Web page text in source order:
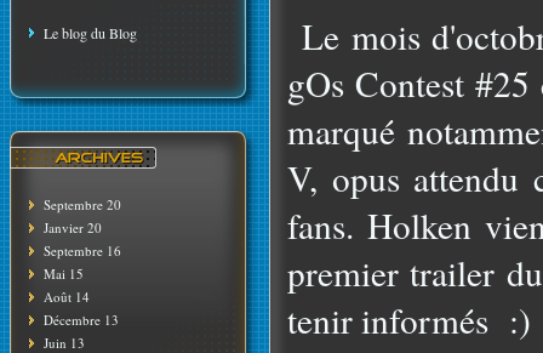
Le blog du Blog
Septembre 20
Janvier 20
Septembre 16
Mai 15
Août 14
Décembre 13
Juin 13
Le mois
gOs Contest
marqué
V, opus attendu
fans. Holken
premier trailer
tenir informés :)